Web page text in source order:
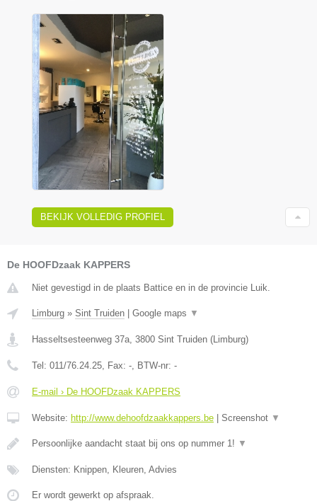
BEKIJK VOLLEDIG PROFIEL
De HOOFDzaak KAPPERS
Niet gevestigd in de plaats Battice en in de provincie Luik.
Limburg » Sint Truiden | Google maps ▼
Hasseltsesteenweg 37a 3800 Sint Truiden (Limburg)
Tel: 011/76.24.25 , Fax: - , BTW-nr: -
E-mail › De HOOFDzaak KAPPERS
Website: http://www.dehoofdzaakkappers.be | Screenshot ▼
Persoonlijke aandacht staat bij ons op nummer 1! ▼
Diensten: Knippen, Kleuren, Advies
Er wordt gewerkt op afspraak.